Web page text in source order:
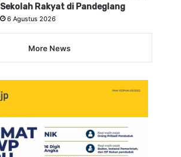
Sekolah Rakyat di Pandeglang
6 Agustus 2026
More News